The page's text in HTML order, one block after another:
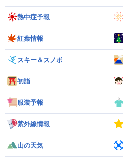
熱中症予報
紅葉情報
スキー＆スノボ
初詣
服装予報
紫外線情報
山の天気